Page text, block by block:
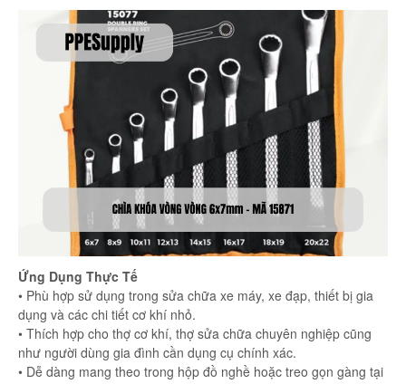
Ứng Dụng Thực Tế
• Phù hợp sử dụng trong sửa chữa xe máy, xe đạp, thiết bị gia
dụng và các chi tiết cơ khí nhỏ.
• Thích hợp cho thợ cơ khí, thợ sửa chữa chuyên nghiệp cũng
như người dùng gia đình cần dụng cụ chính xác.
• Dễ dàng mang theo trong hộp đồ nghề hoặc treo gọn gàng tại